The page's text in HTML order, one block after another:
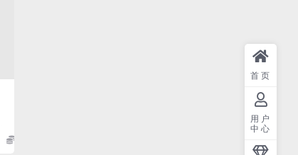
首页
用户
中心